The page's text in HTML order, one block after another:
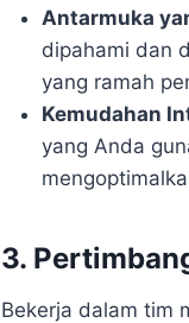
Antarmuka
dipahami dan
yang ramah
Kemudahan
yang Anda
3.
Bekerja dalam tim